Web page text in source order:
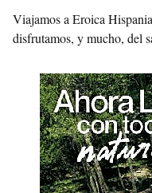
Viajamos a Eroica
disfrutamos, y mucho, del